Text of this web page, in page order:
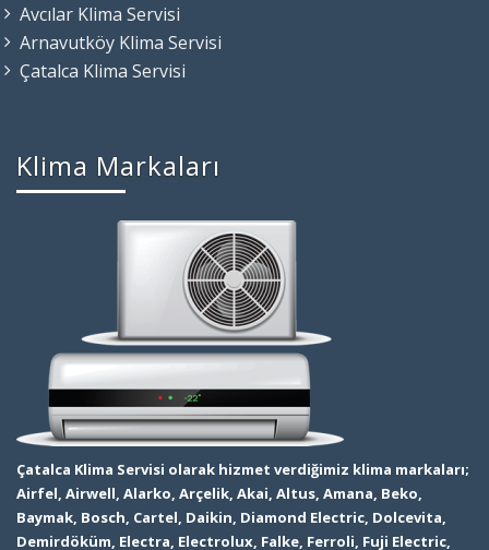
Avcılar Klima Servisi
Arnavutköy Klima Servisi
Çatalca Klima Servisi
Klima Markaları
Çatalca Klima Servisi olarak hizmet verdiğimiz klima markaları;
Airfel, Airwell, Alarko, Arçelik, Akai, Altus, Amana, Beko,
Baymak, Bosch, Cartel, Daikin, Diamond Electric, Dolcevita,
Demirdöküm, Electra, Electrolux, Falke, Ferroli, Fuji Electric,